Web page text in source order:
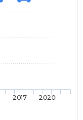
2017 2020